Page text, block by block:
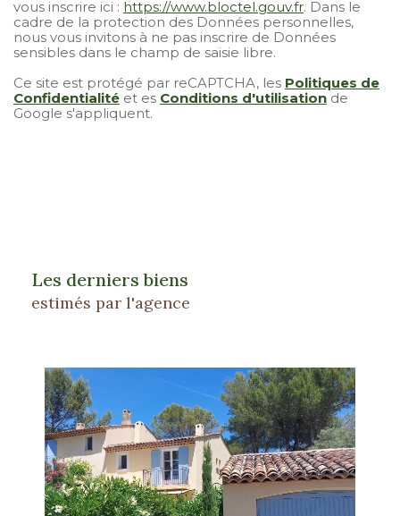
vous inscrire ici : https://www.bloctel.gouv.fr. Dans le
cadre de la protection des Données personnelles,
nous vous invitons à ne pas inscrire de Données
sensibles dans le champ de saisie libre.
Ce site est protégé par reCAPTCHA, les Politiques de
Confidentialité et es Conditions d'utilisation de
Google s'appliquent.
Les derniers biens
estimés par l'agence